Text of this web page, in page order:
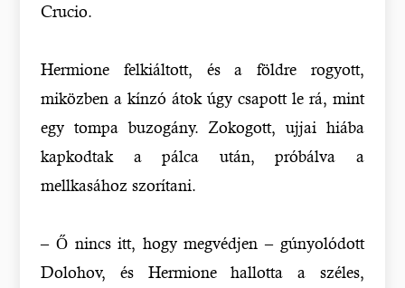
Crucio.
Hermione felkiáltott, és a földre rogyott,
miközben a kínzó átok úgy csapott le rá, mint
egy tompa buzogány. Zokogott, ujjai hiába
kapkodtak a pálca után, próbálva a
mellkasához szorítani.
– Ő nincs itt, hogy megvédjen – gúnyolódott
Dolohov, és Hermione hallotta a széles,